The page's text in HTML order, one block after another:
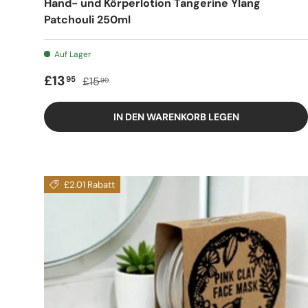
Hand- und Körperlotion Tangerine Ylang
Patchouli 250ml
Auf Lager
Verkaufspreis
£1395 Regulärer Preis
£1590
IN DEN WARENKORB LEGEN
£2.01 Rabatt